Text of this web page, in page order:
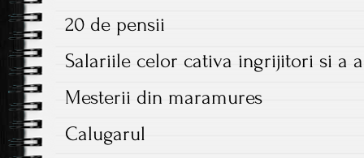
20 de pensii
Salariile celor cativa ingrijitori si a
Mesterii din maramures
Calugarul